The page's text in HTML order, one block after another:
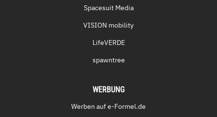
Spacesuit Media
VISION mobility
LifeVERDE
spawntree
WERBUNG
Werben auf e-Formel.de